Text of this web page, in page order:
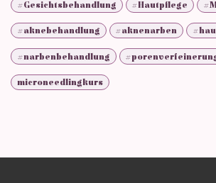
#Gesichtsbehandlung #Hautpflege
#aknebehandlung #aknenarben
#narbenbehandlung
microneedlingkurs